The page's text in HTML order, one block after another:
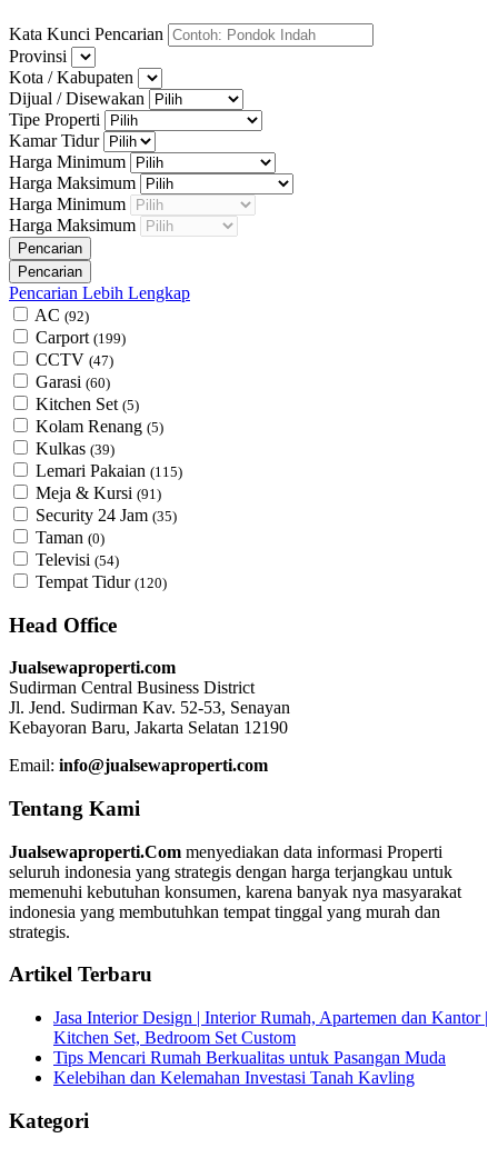
Kata Kunci Pencarian
Provinsi
Kota / Kabupaten
Dijual / Disewakan
Tipe Properti
Kamar Tidur
Harga Minimum
Harga Maksimum
Harga Minimum
Harga Maksimum
Pencarian Lebih Lengkap
AC (92)
Carport (199)
CCTV (47)
Garasi (60)
Kitchen Set (5)
Kolam Renang (5)
Kulkas (39)
Lemari Pakaian (115)
Meja & Kursi (91)
Security 24 Jam (35)
Taman (0)
Televisi (54)
Tempat Tidur (120)
Head Office
Jualsewaproperti.com
Sudirman Central Business District
Jl. Jend. Sudirman Kav. 52-53, Senayan
Kebayoran Baru, Jakarta Selatan 12190
Email: info@jualsewaproperti.com
Tentang Kami
Jualsewaproperti.Com menyediakan data informasi Properti
seluruh indonesia yang strategis dengan harga terjangkau untuk
memenuhi kebutuhan konsumen, karena banyak nya masyarakat
indonesia yang membutuhkan tempat tinggal yang murah dan
strategis.
Artikel Terbaru
Jasa Interior Design | Interior Rumah, Apartemen dan Kantor |
Kitchen Set, Bedroom Set Custom
Tips Mencari Rumah Berkualitas untuk Pasangan Muda
Kelebihan dan Kelemahan Investasi Tanah Kavling
Kategori